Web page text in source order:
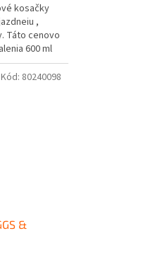
kosačky
,
Táto cenovo
600 ml
&
Kód: 80240098